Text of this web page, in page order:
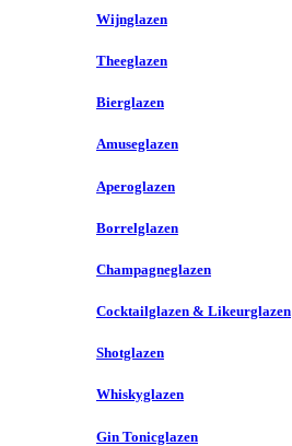
Wijnglazen
Theeglazen
Bierglazen
Amuseglazen
Aperoglazen
Borrelglazen
Champagneglazen
Cocktailglazen & Likeurglazen
Shotglazen
Whiskyglazen
Gin Tonicglazen